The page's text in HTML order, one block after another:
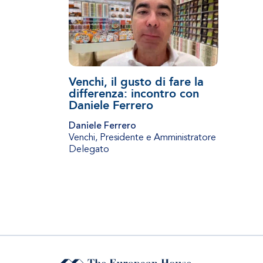
Venchi, il gusto di fare la
differenza: incontro con
Daniele Ferrero
Daniele Ferrero
Venchi, Presidente e Amministratore
Delegato